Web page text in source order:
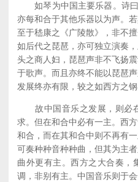
如琴为中国主要乐器。诗曰
亦每和合于其他乐器以为声。
至于嵇康之《广陵散》，非不
如后代之琵琶，亦可独立演奏
头之商人妇，琵琶声非不飞扬
于歌声。而且亦终不能以琵琶
发展终亦有限，较之如西方之钢
故中国音乐之发展，则必
求。但在和合中必有一主。西
和合，而在其和合中则不再有
可奏种种音种种曲，但其为主
曲外更有主。西方之大合奏，
调，非别有主。中国音乐则于